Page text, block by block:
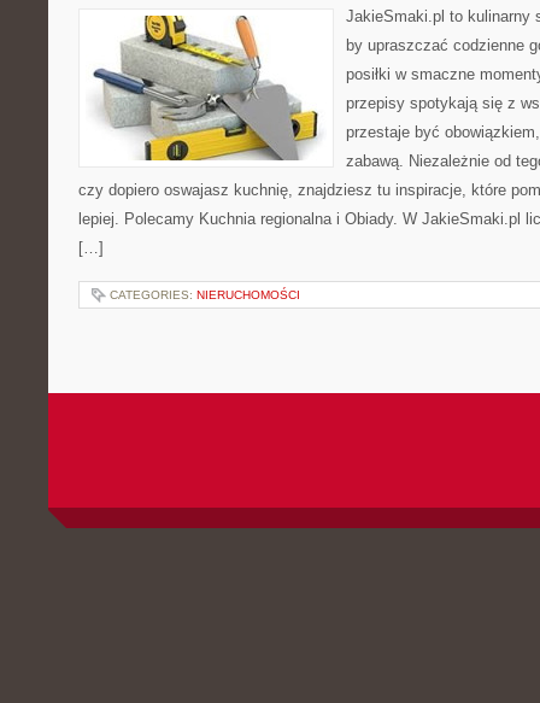
JakieSmaki.pl to kulinarny
by upraszczać codzienne
posiłki w smaczne
przepisy spotykają się z
przestaje być
zabawą. Niezależnie od
czy dopiero oswajasz kuchnię, znajdziesz tu inspiracje, które
lepiej. Polecamy Kuchnia regionalna i Obiady. W JakieSmaki.pl
[…]
CATEGORIES: NIERUCHOMOŚCI